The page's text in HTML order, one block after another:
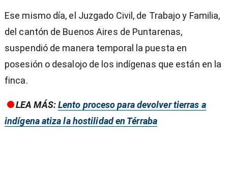
Ese mismo día, el Juzgado Civil, de Trabajo y Familia,
del cantón de Buenos Aires de Puntarenas,
suspendió de manera temporal la puesta en
posesión o desalojo de los indígenas que están en la
finca.
LEA MÁS:Lento proceso para devolver tierras a
indígena atiza la hostilidad en Térraba